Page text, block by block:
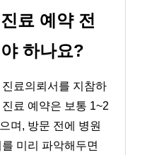
료 예약 전
하나요?
료의뢰서를 지참하
료 예약은 보통 1~2
며, 방문 전에 병원
미리 파악해두면